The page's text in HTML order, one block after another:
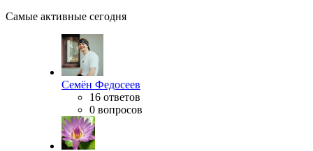
Самые активные сегодня
Семён Федосеев
16 ответов
0 вопросов